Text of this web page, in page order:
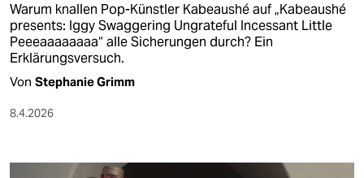
Warum knallen Pop-Künstler Kabeaushé auf „Kabeaushé
presents: Iggy Swaggering Ungrateful Incessant Little
Peeeaaaaaaaa“ alle Sicherungen durch? Ein
Erklärungsversuch.
Von Stephanie Grimm
8.4.2026